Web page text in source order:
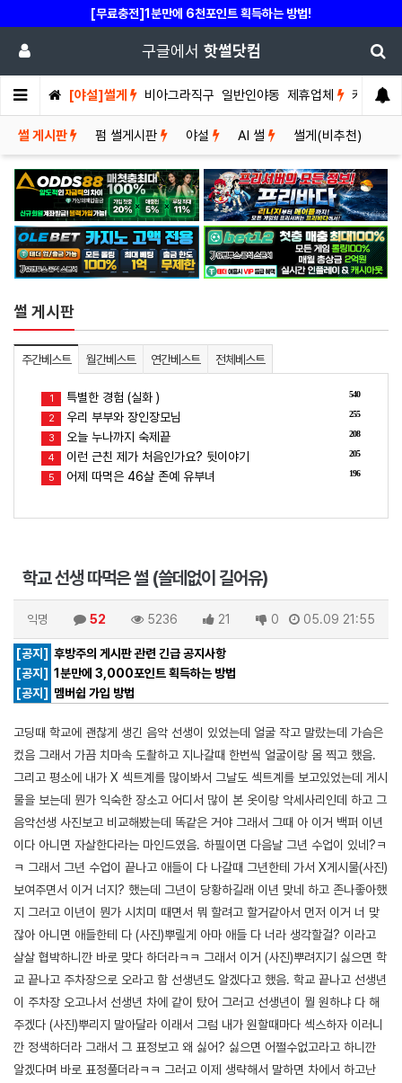
[무료충전]1분만에 6천포인트 획득하는 방법!
구글에서 핫썰닷컴
[야설]썰게 비아그라직구 일반인야동 제휴업체 커뮤니티
썰 게시판 펌 썰게시판 야설 AI 썰 썰게(비추천)
썰 게시판
주간베스트 월간베스트 연간베스트 전체베스트
540
1 특별한 경험 (실화 )
255
2 우리 부부와 장인장모님
208
3 오늘 누나까지 숙제끝
205
4 이런 근친 제가 처음인가요? 뒷이야기
196
5 어제 따먹은 46살 존예 유부녀
학교 선생 따먹은 썰 (쓸데없이 길어유)
익명 52 5236 21 0 05.09 21:55
[공지] 후방주의 게시판 관련 긴급 공지사항
[공지] 1분만에 3,000포인트 획득하는 방법
[공지]
멤버쉽 가입 방법
고딩때 학교에 괜찮게 생긴 음악 선생이 있었는데 얼굴 작고 말랐는데 가슴은
컸음 그래서 가끔 치마속 도촬하고 지나갈때 한번씩 얼굴이랑 몸 찍고 했음.
그리고 평소에 내가 X 섹트계를 많이봐서 그날도 섹트계를 보고있었는데 게시
물을 보는데 뭔가 익숙한 장소고 어디서 많이 본 옷이랑 악세사리인데 하고 그
음악선생 사진보고 비교해봤는데 똑같은 거야 그래서 그때 아 이거 백퍼 이년
이다 아니면 자살한다라는 마인드였음. 하필이면 다음날 그년 수업이 있네?ㅋ
ㅋ 그래서 그년 수업이 끝나고 애들이 다 나갈때 그년한테 가서 X게시물(사진)
보여주면서 이거 너지? 했는데 그년이 당황하길래 이년 맞네 하고 존나좋아했
지 그러고 이년이 뭔가 시치미 때면서 뭐 할려고 할거같아서 먼저 이거 너 맞
잖아 아니면 애들한테 다 (사진)뿌릴게 아마 애들 다 너라 생각할걸? 이라고
살살 협박하니깐 바로 맞다 하더라ㅋㅋ 그래서 이거 (사진)뿌려지기 싫으면 학
교 끝나고 주차장으로 오라고 함 선생년도 알겠다고 했음. 학교 끝나고 선생년
이 주차장 오고나서 선생년 차에 같이 탔어 그러고 선생년이 뭘 원하냐 다 해
주겠다 (사진)뿌리지 말아달라 이래서 그럼 내가 원할때마다 섹스하자 이러니
깐 정색하더라 그래서 그 표정보고 왜 싫어? 싫으면 어쩔수없고라고 하니깐
알겠다며 바로 표정풀더라ㅋㅋ 그러고 이제 생략해서 말하면 차에서 하고난